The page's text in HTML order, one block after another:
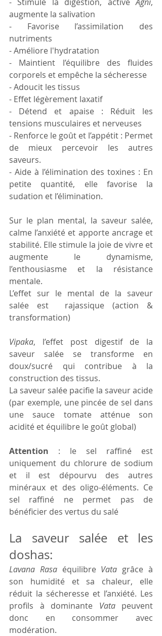
augmente la salivation
- Favorise l’assimilation des
nutriments
- Améliore l'hydratation
- Maintient l’équilibre des fluides
corporels et empêche la sécheresse
- Adoucit les tissus
- Effet légèrement laxatif
- Détend et apaise : Réduit les
tensions musculaires et nerveuses
- Renforce le goût et l’appétit : Permet
de mieux percevoir les autres
saveurs.
- Aide à l’élimination des toxines : En
petite quantité, elle favorise la
sudation et l’élimination.
Sur le plan mental, la saveur salée,
calme l’anxiété et apporte ancrage et
stabilité. Elle stimule la joie de vivre et
augmente le dynamisme,
l’enthousiasme et la résistance
mentale.
L’effet sur le mental de la saveur
salée est  rajassique (action &
transformation)
Vipaka, l’effet post digestif de la
saveur salée se transforme en
doux/sucré qui contribue à la
construction des tissus.
La saveur salée pacifie la saveur acide
(par exemple, une pincée de sel dans
une sauce tomate atténue son
acidité et équilibre le goût global)
Attention : le sel raffiné est
uniquement du chlorure de sodium
et il est dépourvu des autres
minéraux et des oligo-éléments. Ce
sel raffiné ne permet pas de
bénéficier des vertus du salé
La saveur salée et les
doshas:
Lavana Rasa équilibre Vata grâce à
son humidité et sa chaleur, elle
réduit la sécheresse et l’anxiété. Les
profils à dominante Vata peuvent
donc en consommer avec
modération.